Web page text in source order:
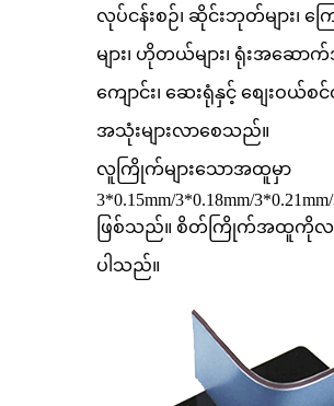
လုပ်ငန်းစဉ်၊ ဆိုင်းဘုတ်များ၊ က
များ၊ ဟိုတယ်များ၊ ရုံးအဆောက်
ကျောင်း၊ ဆေးရုံနှင့် စျေးဝယ်စ
အသုံးများလာစေသည်။
လူကြိုက်များသောအထူမှာ
3*0.15mm/3*0.18mm/
ဖြစ်သည်။ စိတ်ကြိုက်အထူကိုလ
ပါသည်။